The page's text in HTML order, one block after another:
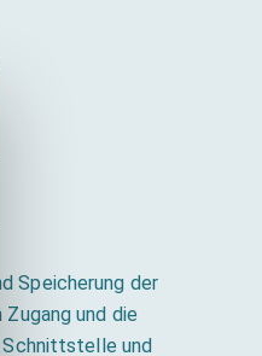
Speicherung der
und die
Schnittstelle und